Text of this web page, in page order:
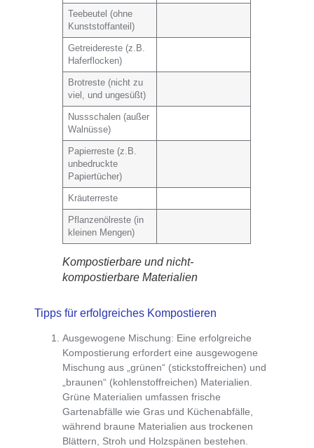
Teebeutel (ohne
Kunststoffanteil)
Getreidereste (z.B.
Haferflocken)
Brotreste (nicht zu
viel, und ungesüßt)
Nussschalen (außer
Walnüsse)
Papierreste (z.B.
unbedruckte
Papiertücher)
Kräuterreste
Pflanzenölreste (in
kleinen Mengen)
Kompostierbare und nicht-
kompostierbare Materialien
Tipps für erfolgreiches Kompostieren
Ausgewogene Mischung: Eine erfolgreiche
Kompostierung erfordert eineausgewogene
Mischung aus „grünen“ (stickstoffreichen) und
„braunen“ (kohlenstoffreichen) Materialien.
Grüne Materialien umfassen frische
Gartenabfälle wie Gras und Küchenabfälle,
während braune Materialien aus trockenen
Blättern, Stroh und Holzspänen bestehen.